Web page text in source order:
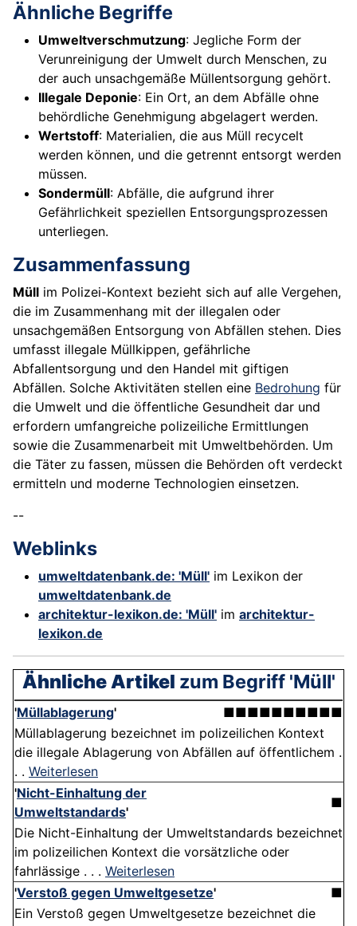
Ähnliche Begriffe
Umweltverschmutzung: Jegliche Form der
Verunreinigung der Umwelt durch Menschen, zu
der auch unsachgemäße Müllentsorgung gehört.
Illegale Deponie: Ein Ort, an dem Abfälle ohne
behördliche Genehmigung abgelagert werden.
Wertstoff: Materialien, die aus Müll recycelt
werden können, und die getrennt entsorgt werden
müssen.
Sondermüll: Abfälle, die aufgrund ihrer
Gefährlichkeit speziellen Entsorgungsprozessen
unterliegen.
Zusammenfassung
Müll im Polizei-Kontext bezieht sich auf alle Vergehen,
die im Zusammenhang mit der illegalen oder
unsachgemäßen Entsorgung von Abfällen stehen. Dies
umfasst illegale Müllkippen, gefährliche
Abfallentsorgung und den Handel mit giftigen
Abfällen. Solche Aktivitäten stellen eine Bedrohung für
die Umwelt und die öffentliche Gesundheit dar und
erfordern umfangreiche polizeiliche Ermittlungen
sowie die Zusammenarbeit mit Umweltbehörden. Um
die Täter zu fassen, müssen die Behörden oft verdeckt
ermitteln und moderne Technologien einsetzen.
--
Weblinks
umweltdatenbank.de: 'Müll' im Lexikon der
umweltdatenbank.de
architektur-lexikon.de: 'Müll' im architektur-
lexikon.de
Ähnliche Artikel zum Begriff 'Müll'
'Müllablagerung'
■■■■■■■■■■
Müllablagerung bezeichnet im polizeilichen Kontext
die illegale Ablagerung von Abfällen auf öffentlichem .
. . Weiterlesen
'Nicht-Einhaltung der
Umweltstandards'
■
Die Nicht-Einhaltung der Umweltstandards bezeichnet
im polizeilichen Kontext die vorsätzliche oder
fahrlässige . . . Weiterlesen
'Verstoß gegen Umweltgesetze'
■
Ein Verstoß gegen Umweltgesetze bezeichnet die